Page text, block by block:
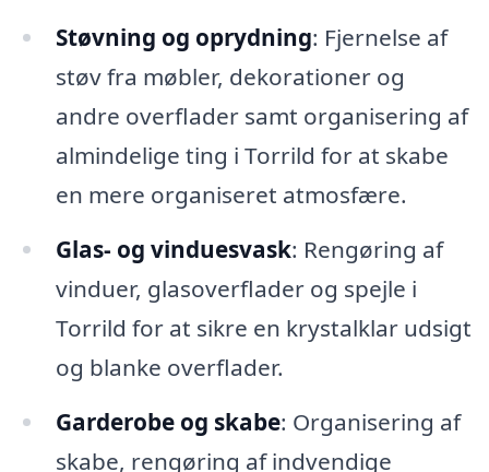
Støvning og oprydning: Fjernelse af
støv fra møbler, dekorationer og
andre overflader samt organisering af
almindelige ting i Torrild for at skabe
en mere organiseret atmosfære.
Glas- og vinduesvask: Rengøring af
vinduer, glasoverflader og spejle i
Torrild for at sikre en krystalklar udsigt
og blanke overflader.
Garderobe og skabe: Organisering af
skabe, rengøring af indvendige